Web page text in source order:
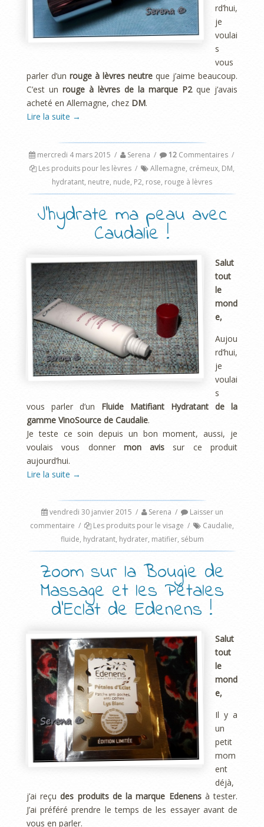
rd’hui,
je
voulai
s
vous
parler d’un rouge à lèvres neutre que j’aime beaucoup.
C’est un rouge à lèvres de la marque P2que j’avais
acheté en Allemagne, chez DM.
Lire la suite →
mercredi 4 mars 2015 / Serena / 12Commentaires /
Les produits pour les lèvres / Allemagne, crémeux, DM,
hydratant, neutre, nude, P2, rose, rouge à lèvres
J’hydrate ma peau avec
Caudalie !
Salut
tout
le
mond
e,
Aujou
rd’hui,
je
voulai
s
vous parler d’un Fluide Matifiant Hydratant de la
gamme VinoSource de Caudalie.
Je teste ce soin depuis un bon moment, aussi, je
voulais vous donner mon avis sur ce produit
aujourd’hui.
Lire la suite →
vendredi 30 janvier 2015 / Serena /
Laisser un
commentaire / Les produits pour le visage / Caudalie,
fluide, hydratant, hydrater, matifier, sébum
Zoom sur la Bougie de
Massage et les Pétales
d’Eclat de Edenens !
Salut
tout
le
mond
e,
Il y a
un
petit
mom
ent
déjà,
j’ai reçudes produits de la marque Edenensà tester.
J’ai préféré prendre le temps de les essayer avant de
vous en parler.